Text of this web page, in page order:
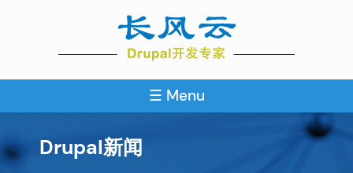
☰ Menu
Drupal新闻